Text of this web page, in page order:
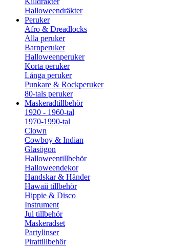
Halloweendräkter
Peruker
Afro & Dreadlocks
Alla peruker
Barnperuker
Halloweenperuker
Korta peruker
Långa peruker
Punkare & Rockperuker
80-tals peruker
Maskeradtillbehör
1920 - 1960-tal
1970-1990-tal
Clown
Cowboy & Indian
Glasögon
Halloweentillbehör
Halloweendekor
Handskar & Händer
Hawaii tillbehör
Hippie & Disco
Instrument
Jul tillbehör
Maskeradset
Partylinser
Pirattillbehör